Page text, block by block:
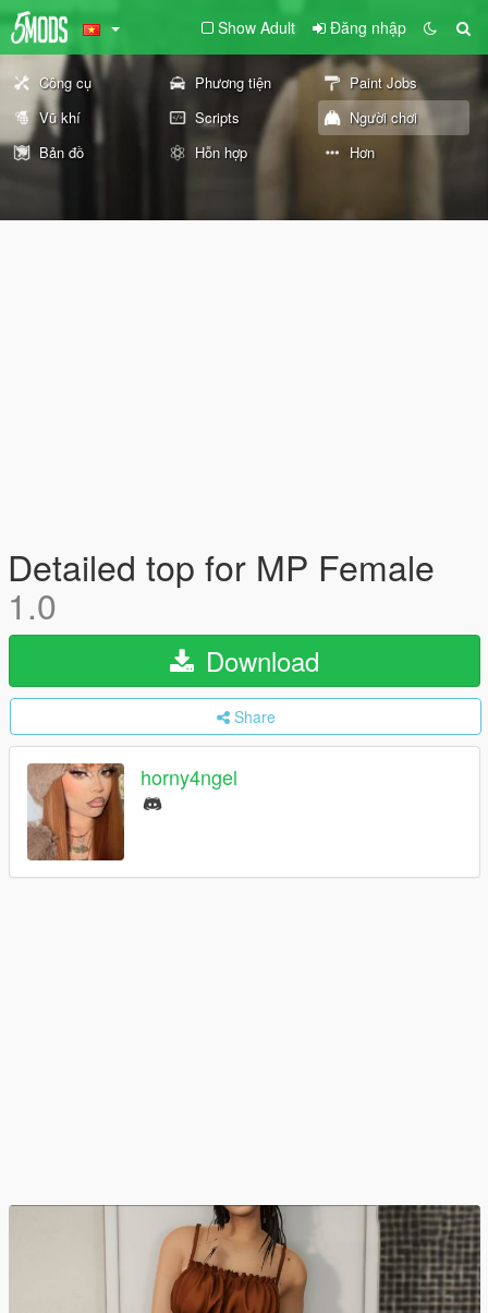
Show Adult Đăng nhập
Công cụ Phương tiện
Paint Jobs
Vũ khí
Scripts
Người chơi
Bản đồ
Hỗn hợp Hơn
Detailed top for MP Female
1.0
Download
Share
horny4ngel